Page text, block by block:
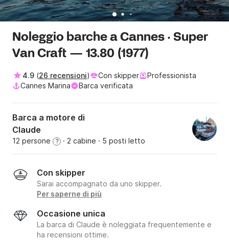
Noleggio barche a Cannes · Super
Van Craft — 13.80 (1977)
4.9 (26 recensioni) Con skipper
Professionista
Cannes Marina
Barca verificata
Barca a motore di
Claude
12 persone ? · 2 cabine · 5 posti letto
Con skipper
Sarai accompagnato da uno skipper.
Per saperne di più
Occasione unica
La barca di Claude è noleggiata frequentemente e
ha recensioni ottime.